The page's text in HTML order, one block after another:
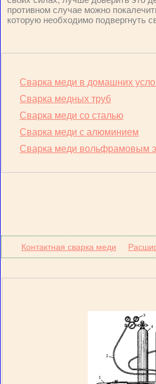
противном случае можно
которую необходимо подвергнуть
Сварка меди в домашних
Сварка медных труб
Сварка меди со сталью
Сварка меди с алюминием
Сварка меди вольфрамовым
Контактная сварка меди